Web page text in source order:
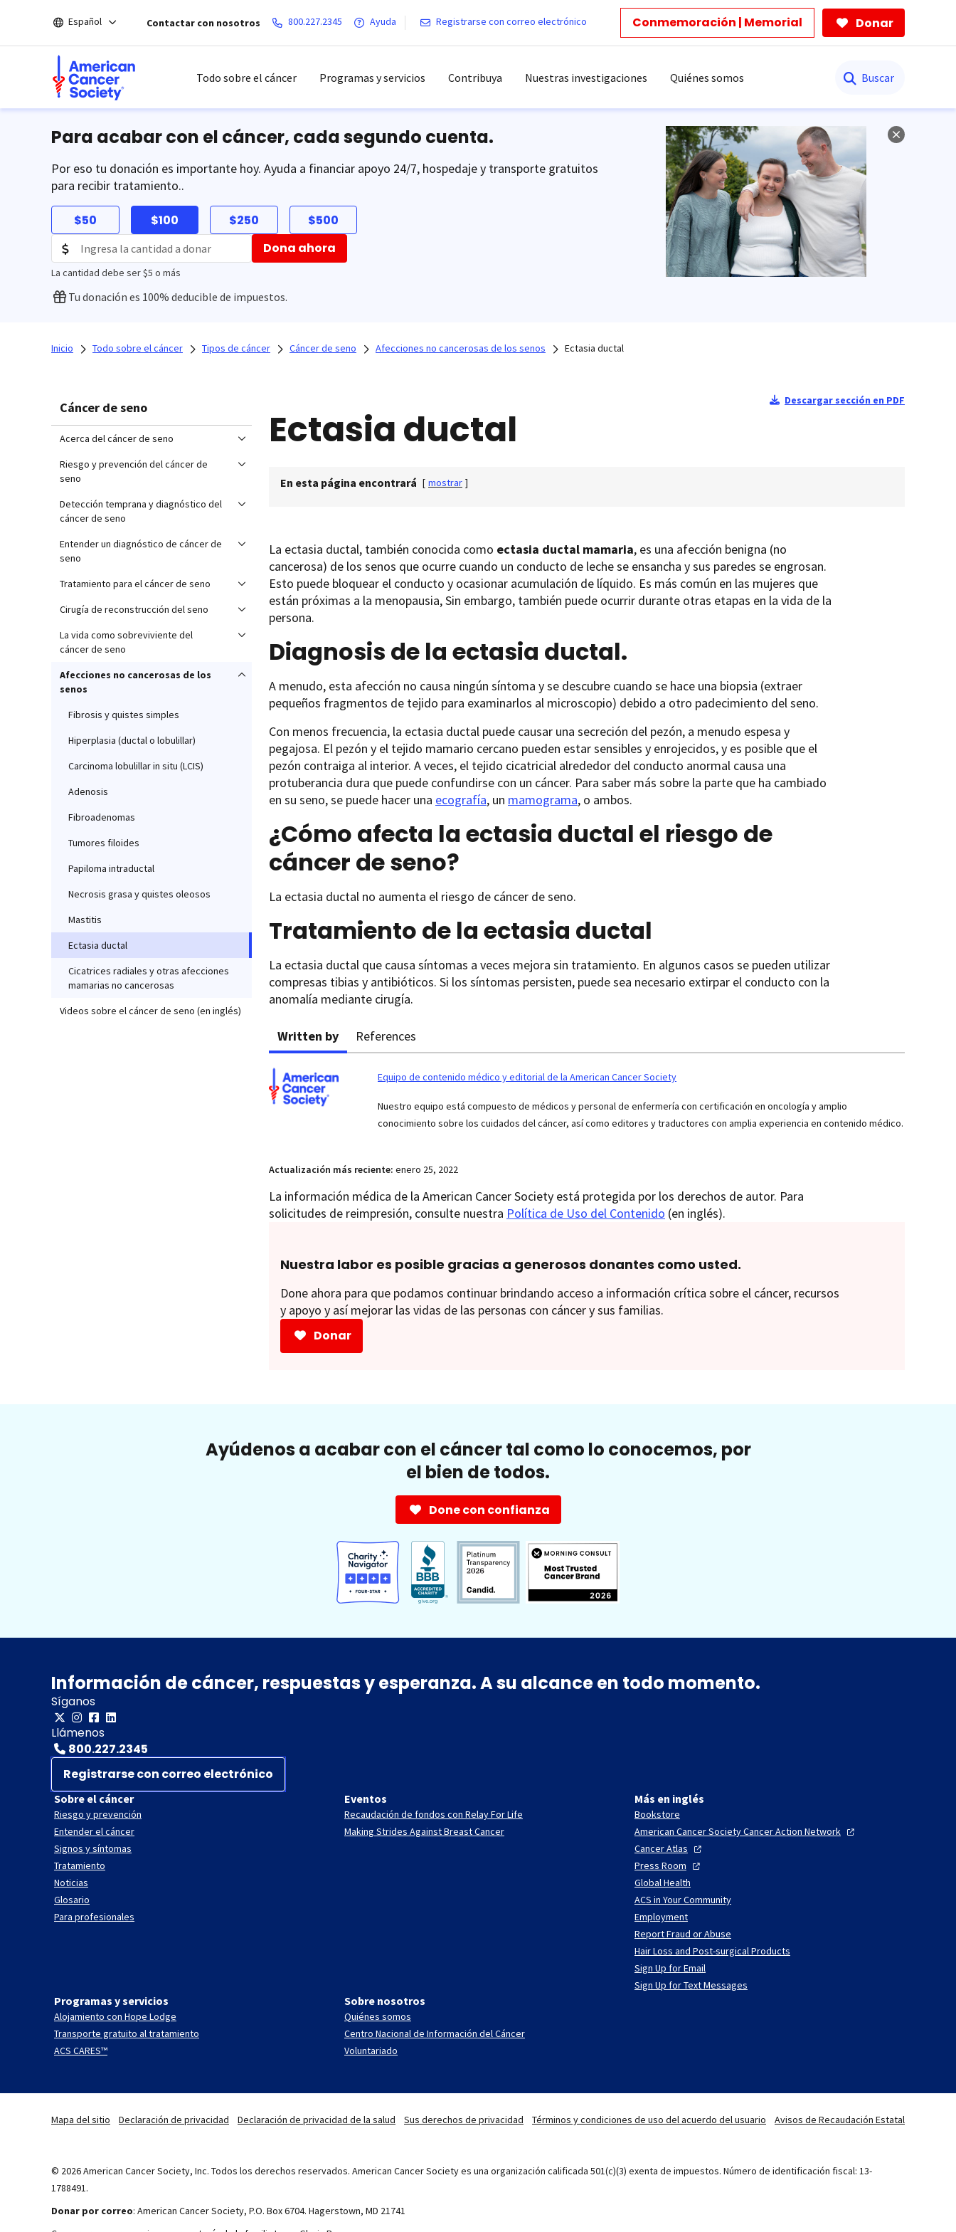
el
Español Contactar con nosotros 800.227.2345 Ayuda Registrarse con correo electrónico Conmemoración | Memorial Donar
Todo sobre el cáncer Programas y servicios Contribuya Nuestras investigaciones Quiénes somos
Para acabar con el cáncer, cada segundo cuenta.
Por eso tu donación es importante hoy. Ayuda a financiar apoyo 24/7, hospedaje y transporte gratuitos
para recibir tratamiento..
$50 $100 $250 $500
La cantidad debe ser $5 o más
Dona ahora
Tu donación es 100% deducible de impuestos.
Inicio Todo sobre el cáncer Tipos de cáncer Cáncer de seno Afecciones no cancerosas de los senos Ectasia ductal
Cáncer de seno
Acerca del cáncer de seno
Riesgo y prevención del cáncer de
seno
Detección temprana y diagnóstico del
cáncer de seno
Entender un diagnóstico de cáncer de
seno
Tratamiento para el cáncer de seno
Cirugía de reconstrucción del seno
La vida como sobreviviente del
cáncer de seno
Afecciones no cancerosas de los
senos
Fibrosis y quistes simples
Hiperplasia (ductal o lobulillar)
Carcinoma lobulillar in situ (LCIS)
Adenosis
Fibroadenomas
Tumores filoides
Papiloma intraductal
Necrosis grasa y quistes oleosos
Mastitis
Ectasia ductal
Cicatrices radiales y otras afecciones
mamarias no cancerosas
Videos sobre el cáncer de seno (en inglés)
Descargar sección en PDF
Ectasia ductal
En esta página encontrará [ mostrar ]
La ectasia ductal, también conocida como ectasia ductal mamaria, es una afección benigna (no
cancerosa) de los senos que ocurre cuando un conducto de leche se ensancha y sus paredes se engrosan.
Esto puede bloquear el conducto y ocasionar acumulación de líquido. Es más común en las mujeres que
están próximas a la menopausia, Sin embargo, también puede ocurrir durante otras etapas en la vida de la
persona.
Diagnosis de la ectasia ductal.
A menudo, esta afección no causa ningún síntoma y se descubre cuando se hace una biopsia (extraer
pequeños fragmentos de tejido para examinarlos al microscopio) debido a otro padecimiento del seno.
Con menos frecuencia, la ectasia ductal puede causar una secreción del pezón, a menudo espesa y
pegajosa. El pezón y el tejido mamario cercano pueden estar sensibles y enrojecidos, y es posible que el
pezón contraiga al interior. A veces, el tejido cicatricial alrededor del conducto anormal causa una
protuberancia dura que puede confundirse con un cáncer. Para saber más sobre la parte que ha cambiado
en su seno, se puede hacer una ecografía, un mamograma, o ambos.
¿Cómo afecta la ectasia ductal el riesgo de
cáncer de seno?
La ectasia ductal no aumenta el riesgo de cáncer de seno.
Tratamiento de la ectasia ductal
La ectasia ductal que causa síntomas a veces mejora sin tratamiento. En algunos casos se pueden utilizar
compresas tibias y antibióticos. Si los síntomas persisten, puede sea necesario extirpar el conducto con la
anomalía mediante cirugía.
Written by References
Equipo de contenido médico y editorial de la American Cancer Society
Nuestro equipo está compuesto de médicos y personal de enfermería con certificación en oncología y amplio
conocimiento sobre los cuidados del cáncer, así como editores y traductores con amplia experiencia en contenido médico.
Actualización más reciente: enero 25, 2022
La información médica de la American Cancer Society está protegida por los derechos de autor. Para
solicitudes de reimpresión, consulte nuestra Política de Uso del Contenido (en inglés).
Nuestra labor es posible gracias a generosos donantes como usted.
Done ahora para que podamos continuar brindando acceso a información crítica sobre el cáncer, recursos
y apoyo y así mejorar las vidas de las personas con cáncer y sus familias.
Donar
Ayúdenos a acabar con el cáncer tal como lo conocemos, por
el bien de todos.
Done con confianza
Información de cáncer, respuestas y esperanza. A su alcance en todo momento.
Síganos
Llámenos
800.227.2345
Registrarse con correo electrónico
Sobre el cáncer
Riesgo y prevención
Entender el cáncer
Signos y síntomas
Tratamiento
Noticias
Glosario
Para profesionales
Eventos
Recaudación de fondos con Relay For Life
Making Strides Against Breast Cancer
Más en inglés
Bookstore
American Cancer Society Cancer Action Network
CancerAtlas
Press Room
Global Health
ACS in Your Community
Employment
Report Fraud or Abuse
Hair Loss and Post-surgical Products
Sign Up for Email
Sign Up for Text Messages
Programas y servicios
Alojamiento con Hope Lodge
Transporte gratuito al tratamiento
ACS CARES™
Sobre nosotros
Quiénes somos
Centro Nacional de Información del Cáncer
Voluntariado
Mapa del sitio Declaración de privacidad Declaración de privacidad de la salud Sus derechos de privacidad Términos y condiciones de uso del acuerdo del usuario Avisos de Recaudación Estatal
© 2026 American Cancer Society, Inc. Todos los derechos reservados. American Cancer Society es una organización calificada 501(c)(3) exenta de impuestos. Número de identificación fiscal: 13-
1788491.
Donar por correo: American Cancer Society, P.O. Box 6704. Hagerstown, MD 21741